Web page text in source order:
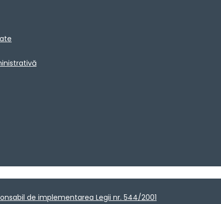
de implementarea Legii nr. 544/2001